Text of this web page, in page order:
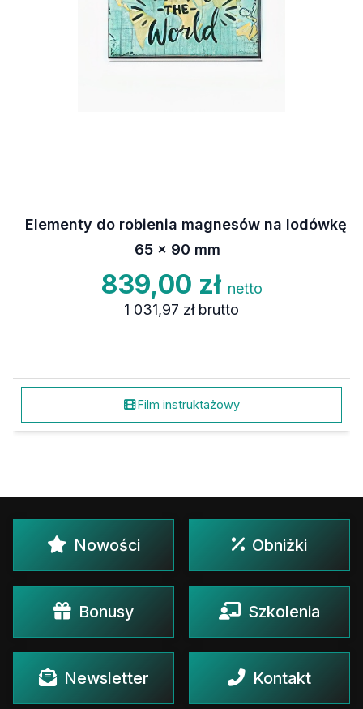
Elementy do robienia magnesów na lodówkę
65 x 90 mm
839,00 zł netto
1 031,97 zł brutto
Film instruktażowy
Nowości Obniżki
Bonusy Szkolenia
Newsletter Kontakt